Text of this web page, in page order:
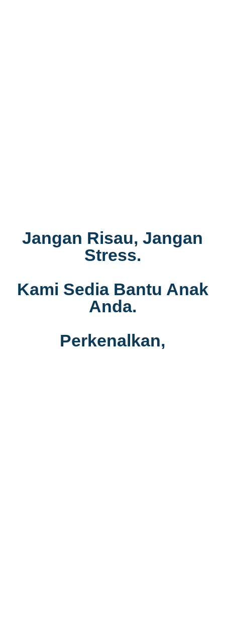
Jangan Risau, Jangan
Stress.
Kami Sedia Bantu Anak
Anda.
Perkenalkan,